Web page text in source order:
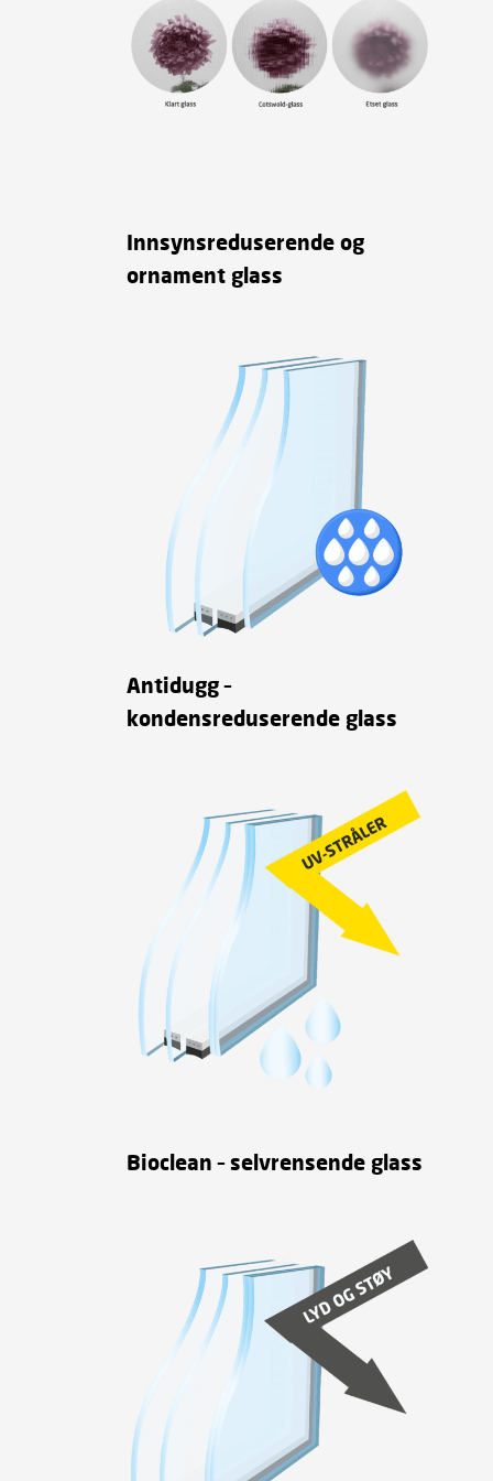
Innsynsreduserende og
ornament glass
Antidugg –
kondensreduserende glass
Bioclean – selvrensende glass